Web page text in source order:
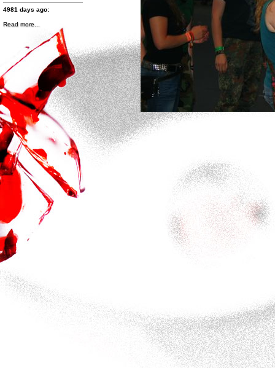
4981 days ago:
http://www.facebook.com/photo.php?
fbid=470360529667508&set=a.470360309667530.99259.167251836645047&type=1&theater
Band des Jahres 2012
Klick bei Galaxy Rainbow
auf "GefÃ¤llt mir!" und
gewinne Preise im Wert von
fast 500 Euro!
Hier abstimmen Ã¼ber die
Band des Jahres 2012 und
Preise im Wert von fast 500
Euro gewinnen! Und nicht
vergessen: auch GALAXY
RAINBOW liken!!!]]>
4994 days ago:
http://www.facebook.com/events/400410023361129/
Read more...